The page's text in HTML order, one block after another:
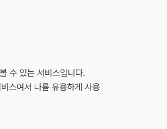
수 있는 서비스입니다.
스여서 나름 유용하게 사용